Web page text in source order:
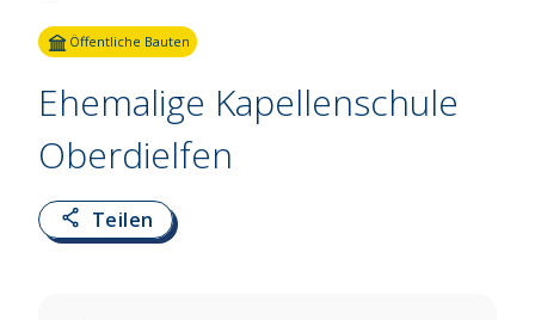
Öffentliche Bauten
Ehemalige Kapellenschule
Oberdielfen
Teilen